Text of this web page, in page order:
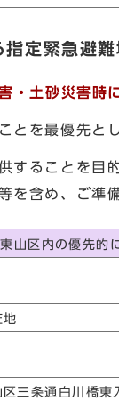
定緊急避難
・土砂災害時
とを最優先と
することを目
を含め、ご準
東山区内の優先的
地
区三条通白川橋東